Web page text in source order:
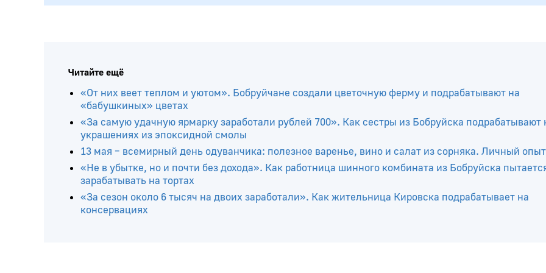
Читайте ещё
«От них веет теплом и уютом». Бобруйчане создали цветочную ферму и подрабатывают на
«бабушкиных» цветах
«За самую удачную ярмарку заработали рублей 700». Как сестры из Бобруйска подрабатывают
украшениях из эпоксидной смолы
13 мая – всемирный день одуванчика: полезное варенье, вино и салат из сорняка. Личный опыт
«Не в убытке, но и почти без дохода». Как работница шинного комбината из Бобруйска